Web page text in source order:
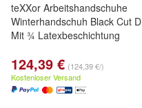
teXXor Arbeitshandschuhe
Winterhandschuh Black Cut D
Mit ¾ Latexbeschichtung
124,39 € (124,39 €/)
Kostenloser Versand